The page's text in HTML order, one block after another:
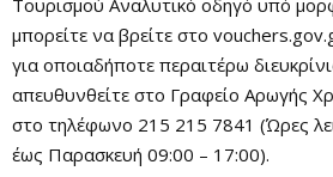
μπορείτε να βρείτε στο
για οποιαδήποτε περαιτέρω
απευθυνθείτε στο Γραφείο Αρωγής
στο τηλέφωνο 215 215 7841 (Ώρες
έως Παρασκευή 09:00 – 17:00).